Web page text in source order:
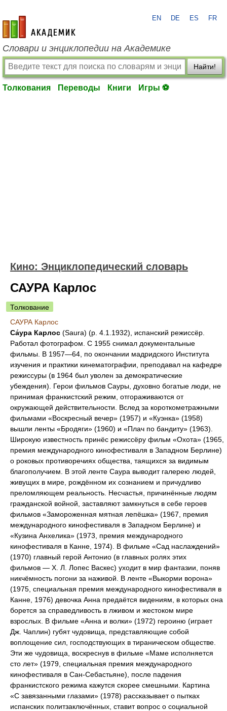
academic.ru
EN DE ES FR
Словари и энциклопедии на Академике
Найти!
Толкования Переводы Книги Игры ⚽
Кино: Энциклопедический словарь
САУРА Карлос
Толкование
САУРА Карлос
Са́ура Карлос (Saura) (р. 4.1.1932), испанский режиссёр.
Работал фотографом. С 1955 снимал документальные
фильмы. В 1957—64, по окончании мадридского Института
изучения и практики кинематографии, преподавал на кафедре
режиссуры (в 1964 был уволен за демократические
убеждения). Герои фильмов Сауры, духовно богатые люди, не
принимая франкистский режим, отгораживаются от
окружающей действительности. Вслед за короткометражными
фильмами «Воскресный вечер» (1957) и «Куэнка» (1958)
вышли ленты «Бродяги» (1960) и «Плач по бандиту» (1963).
Широкую известность принёс режиссёру фильм «Охота» (1965,
премия международного кинофестиваля в Западном Берлине)
о роковых противоречиях общества, таящихся за видимым
благополучием. В этой ленте Саура выводит галерею людей,
живущих в мире, рождённом их сознанием и причудливо
преломляющем реальность. Несчастья, причинённые людям
гражданской войной, заставляют замкнуться в себе героев
фильмов «Замороженная мятная лепёшка» (1967, премия
международного кинофестиваля в Западном Берлине) и
«Кузина Анхелика» (1973, премия международного
кинофестиваля в Канне, 1974). В фильме «Сад наслаждений»
(1970) главный герой Антонио (в главных ролях этих
фильмов — X. Л. Лопес Васкес) уходит в мир фантазии, поняв
никчёмность погони за наживой. В ленте «Выкорми ворона»
(1975, специальная премия международного кинофестиваля в
Канне, 1976) девочка Анна предаётся видениям, в которых она
борется за справедливость в лживом и жестоком мире
взрослых. В фильме «Анна и волки» (1972) героиню (играет
Дж. Чаплин) губят чудовища, представляющие собой
воплощение сил, господствующих в тираническом обществе.
Эти же чудовища, воскреснув в фильме «Маме исполняется
сто лет» (1979, специальная премия международного
кинофестиваля в Сан-Себастьяне), после падения
франкистского режима кажутся скорее смешными. Картина
«С завязанными глазами» (1978) рассказывает о пытках
испанских политзаключённых, ставит вопрос о социальной